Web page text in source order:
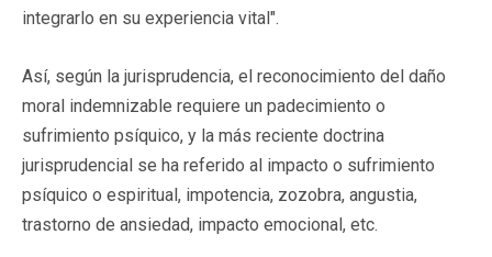
integrarlo en su experiencia vital".
Así, según la jurisprudencia, el reconocimiento del daño
moral indemnizable requiere un padecimiento o
sufrimiento psíquico, y la más reciente doctrina
jurisprudencial se ha referido al impacto o sufrimiento
psíquico o espiritual, impotencia, zozobra, angustia,
trastorno de ansiedad, impacto emocional, etc.